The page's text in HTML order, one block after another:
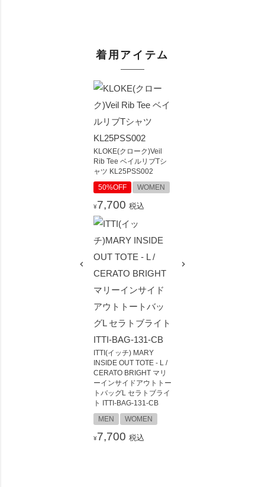
着用アイテム
KLOKE(クローク)Veil
Rib Tee ベイルリブTシ
ャツ KL25PSS002
50%OFF
WOMEN
¥7,700 税込
ITTI(イッチ) MARY
INSIDE OUT TOTE - L /
CERATO BRIGHT マリ
ーインサイドアウトトー
トバッグL セラトブライ
ト ITTI-BAG-131-CB
MEN
WOMEN
¥7,700 税込